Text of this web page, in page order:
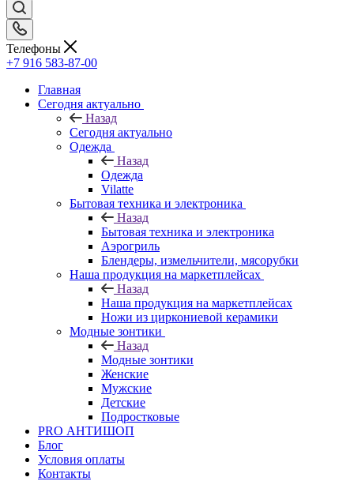
Телефоны
+7 916 583-87-00
Главная
Сегодня актуально
Назад
Сегодня актуально
Одежда
Назад
Одежда
Vilatte
Бытовая техника и электроника
Назад
Бытовая техника и электроника
Аэрогриль
Блендеры, измельчители, мясорубки
Наша продукция на маркетплейсах
Назад
Наша продукция на маркетплейсах
Ножи из циркониевой керамики
Модные зонтики
Назад
Модные зонтики
Женские
Мужские
Детские
Подростковые
PRO АНТИШОП
Блог
Условия оплаты
Контакты